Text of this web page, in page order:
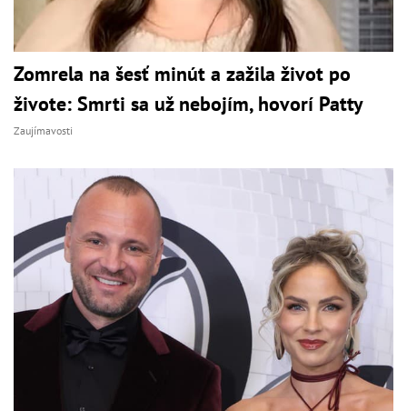
Zomrela na šesť minút a zažila život po
živote: Smrti sa už nebojím, hovorí Patty
Zaujímavosti